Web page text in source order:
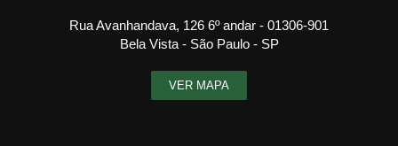
Rua Avanhandava, 126 6º andar - 01306-901
Bela Vista - São Paulo - SP
VER MAPA